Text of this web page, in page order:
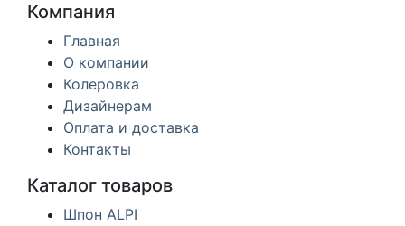
Компания
Главная
О компании
Колеровка
Дизайнерам
Оплата и доставка
Контакты
Каталог товаров
Шпон ALPI